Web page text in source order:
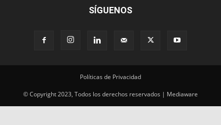
SÍGUENOS
Políticas de Privacidad
© Copyright 2023, Todos los derechos reservados | Mediaware